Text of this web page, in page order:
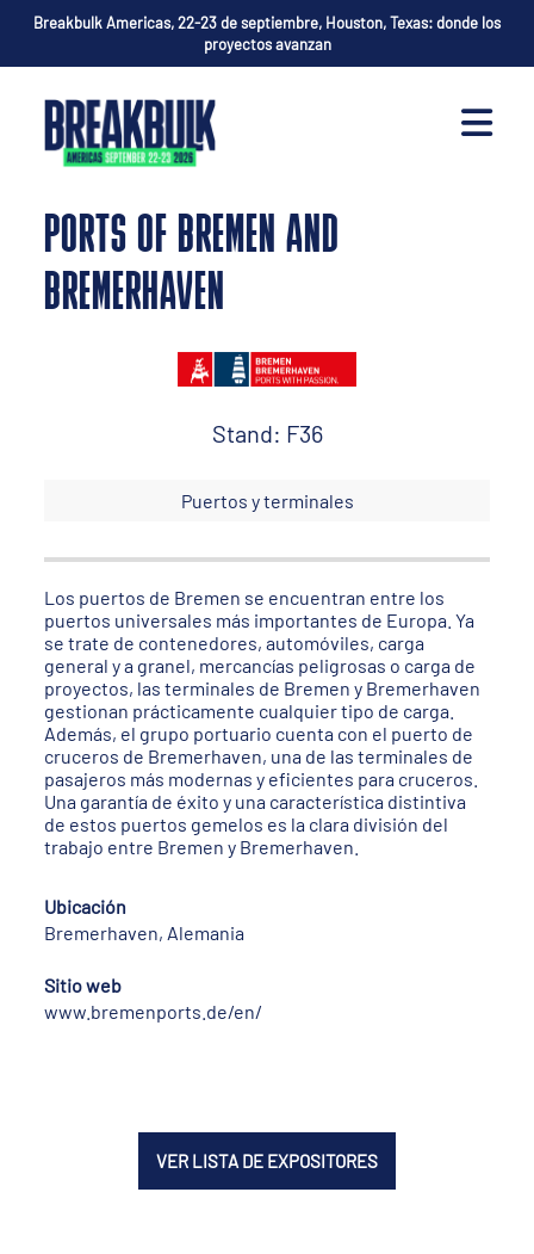
Breakbulk Americas, 22-23 de septiembre, Houston, Texas: donde los
proyectos avanzan
PORTS OF BREMEN AND
BREMERHAVEN
Stand: F36
Puertos y terminales
Los puertos de Bremen se encuentran entre los
puertos universales más importantes de Europa. Ya
se trate de contenedores, automóviles, carga
general y a granel, mercancías peligrosas o carga de
proyectos, las terminales de Bremen y Bremerhaven
gestionan prácticamente cualquier tipo de carga.
Además, el grupo portuario cuenta con el puerto de
cruceros de Bremerhaven, una de las terminales de
pasajeros más modernas y eficientes para cruceros.
Una garantía de éxito y una característica distintiva
de estos puertos gemelos es la clara división del
trabajo entre Bremen y Bremerhaven.
Ubicación
Bremerhaven, Alemania
Sitio web
www.bremenports.de/en/
VER LISTA DE EXPOSITORES